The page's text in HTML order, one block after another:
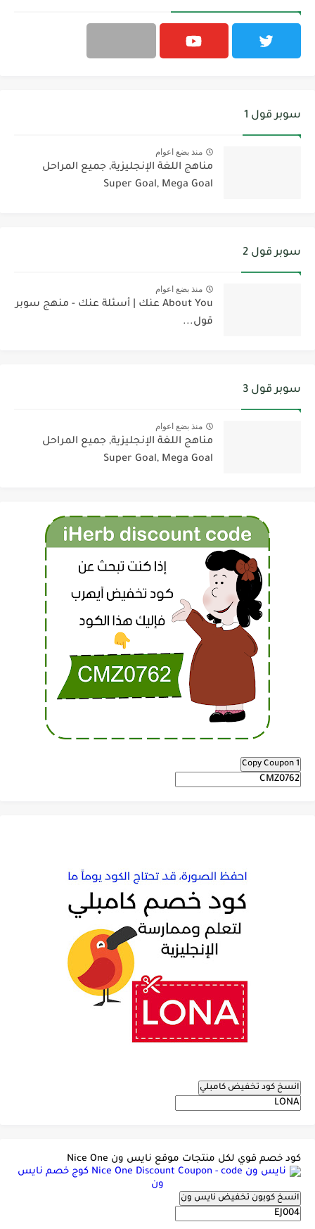
سوبر قول 1
منذ بضع اعوام
مناهج اللغة الإنجليزية, جميع المراحل
Super Goal, Mega Goal
سوبر قول 2
منذ بضع اعوام
About You عنك | أسئلة عنك - منهج سوبر
قول...
سوبر قول 3
منذ بضع اعوام
مناهج اللغة الإنجليزية, جميع المراحل
Super Goal, Mega Goal
Copy Coupon 1
انسخ كود تخفيض كامبلي
كود خصم قوي لكل منتجات موقع نايس ون Nice One
انسخ كوبون تخفيض نايس ون